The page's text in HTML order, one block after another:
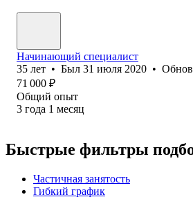
Начинающий специалист
35 лет • Был 31 июля 2020 •
71 000 ₽
Общий опыт
3 года 1 месяц
Быстрые фильтры
Частичная занятость
Гибкий график